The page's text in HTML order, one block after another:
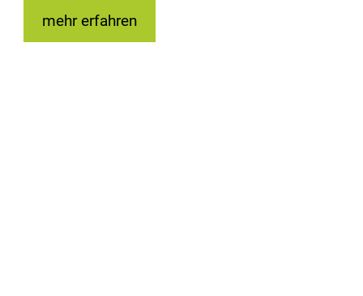
mehr erfahren